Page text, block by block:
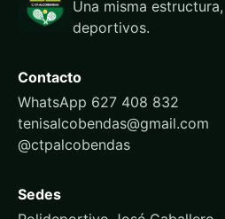
Una misma
deportivos.
Contacto
WhatsApp 627 408 832
tenisalcobendas@gmail.com
@ctpalcobendas
Sedes